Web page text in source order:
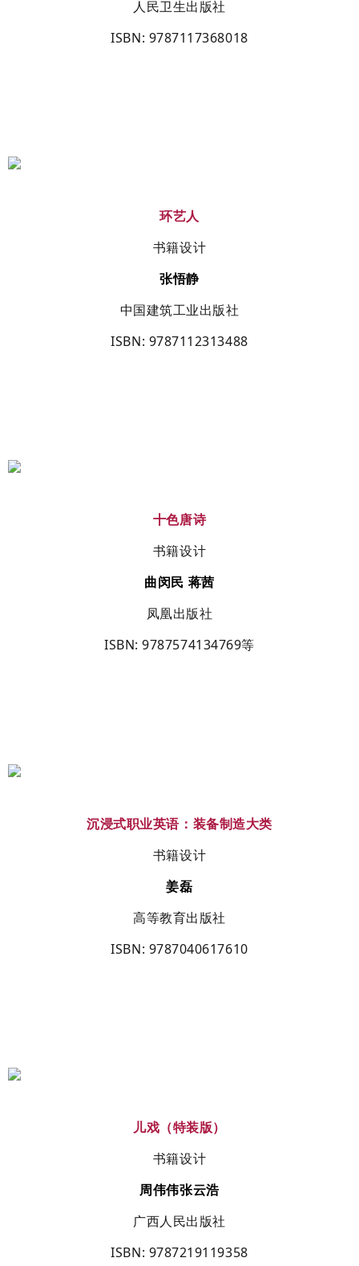
人民卫生出版社
ISBN: 9787117368018
环艺人
书籍设计
张悟静
中国建筑工业出版社
ISBN: 9787112313488
十色唐诗
书籍设计
曲闵民 蒋茜
凤凰出版社
ISBN: 9787574134769等
沉浸式职业英语：装备制造大类
书籍设计
姜磊
高等教育出版社
ISBN: 9787040617610
儿戏（特装版）
书籍设计
周伟伟张云浩
广西人民出版社
ISBN: 9787219119358